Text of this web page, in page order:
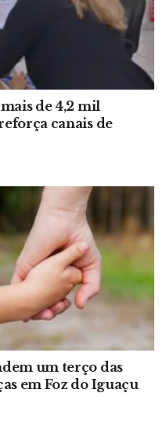
de 4,2 mil
canais de
um terço das
em Foz do Iguaçu